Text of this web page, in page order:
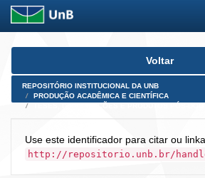
Skip
Voltar
REPOSITÓRIO INSTITUCIONAL DA UNB
PRODUÇÃO ACADÊMICA E CIENTÍFICA
Use este identificador para citar ou
http://repositorio.unb.br/